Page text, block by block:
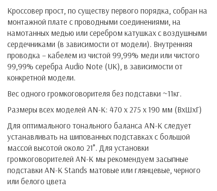
Кроссовер прост, по существу первого порядка, собран на
монтажной плате с проводными соединениями, на
намотанных медью или серебром катушках с воздушными
сердечниками (в зависимости от модели). Внутренняя
проводка – кабелем из чистой 99,99% меди или чистого
99,99% серебра Audio Note (UK), в зависимости от
конкретной модели.
Вес одного громкоговорителя без подставки ~11кг.
Размеры всех моделей AN-K: 470 х 275 х 190 мм (ВхШхГ)
Для оптимального тонального баланса AN-K следует
устанавливать на шипованных подставках с большой
массой высотой около 21”. Для установки
громкоговорителей AN-K мы рекомендуем засыпные
подставки AN-K Stands матовые или глянцевые, черного
или белого цвета